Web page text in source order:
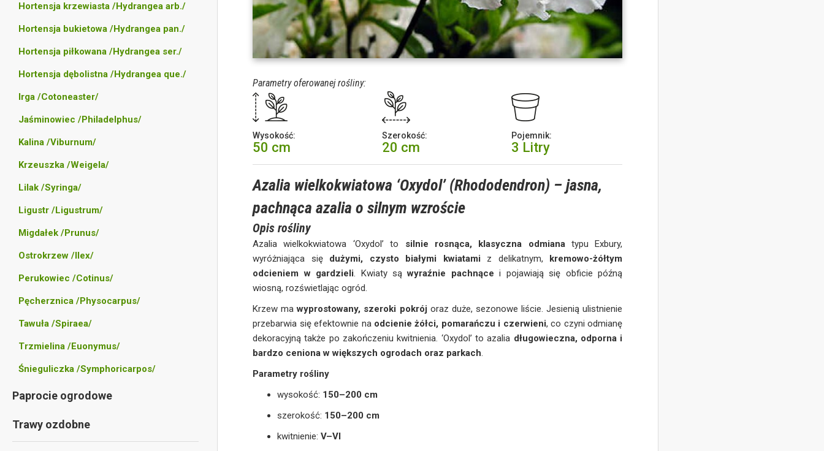
Hortensja krzewiasta /Hydrangea arb./
Hortensja bukietowa /Hydrangea pan./
Hortensja piłkowana /Hydrangea ser./
Hortensja dębolistna /Hydrangea que./
Irga /Cotoneaster/
Jaśminowiec /Philadelphus/
Kalina /Viburnum/
Krzeuszka /Weigela/
Lilak /Syringa/
Ligustr /Ligustrum/
Migdałek /Prunus/
Ostrokrzew /Ilex/
Perukowiec /Cotinus/
Pęcherznica /Physocarpus/
Tawuła /Spiraea/
Trzmielina /Euonymus/
Śnieguliczka /Symphoricarpos/
Paprocie ogrodowe
Trawy ozdobne
Parametry oferowanej rośliny:
Wysokość:
50 cm
Szerokość:
20 cm
Pojemnik:
3 Litry
Azalia wielkokwiatowa ‘Oxydol’ (Rhododendron) – jasna,
pachnąca azalia o silnym wzroście
Opis rośliny
Azalia wielkokwiatowa ‘Oxydol’ to silnie rosnąca, klasyczna odmianatypu Exbury,
wyróżniająca się dużymi, czysto białymi kwiatami z delikatnym,
kremowo-żółtym
odcieniem w gardzieli. Kwiaty sąwyraźnie pachnące i pojawiają się obficie późną
wiosną, rozświetlając ogród.
Krzew mawyprostowany, szeroki pokrój oraz duże, sezonowe liście. Jesienią ulistnienie
przebarwia się efektownie na odcienie żółci, pomarańczu i czerwieni, co czyni odmianę
dekoracyjną także po zakończeniu kwitnienia. ‘Oxydol’ to azalia długowieczna, odporna i
bardzo ceniona w większych ogrodach oraz parkach.
Parametry rośliny
wysokość: 150–200 cm
szerokość: 150–200 cm
kwitnienie:V–VI